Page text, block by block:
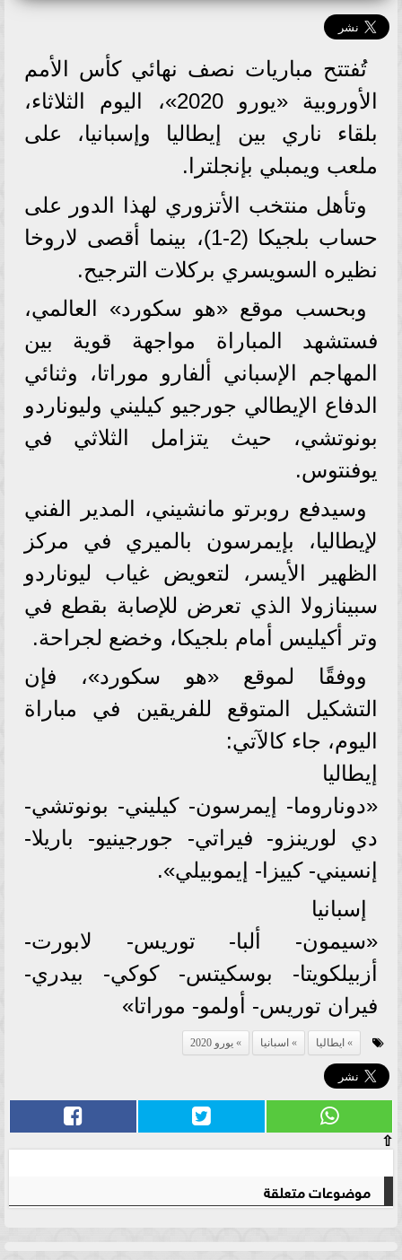
تُفتتح مباريات نصف نهائي كأس الأمم
الأوروبية «يورو 2020»، اليوم الثلاثاء،
بلقاء ناري بين إيطاليا وإسبانيا، على
ملعب ويمبلي بإنجلترا.
وتأهل منتخب الأتزوري لهذا الدور على
حساب بلجيكا (2-1)، بينما أقصى لاروخا
نظيره السويسري بركلات الترجيح.
وبحسب موقع «هو سكورد» العالمي،
فستشهد المباراة مواجهة قوية بين
المهاجم الإسباني ألفارو موراتا، وثنائي
الدفاع الإيطالي جورجيو كيليني وليوناردو
بونوتشي، حيث يتزامل الثلاثي في
يوفنتوس.
وسيدفع روبرتو مانشيني، المدير الفني
لإيطاليا، بإيمرسون بالميري في مركز
الظهير الأيسر، لتعويض غياب ليوناردو
سبينازولا الذي تعرض للإصابة بقطع في
وتر أكيليس أمام بلجيكا، وخضع لجراحة.
ووفقًا لموقع «هو سكورد»، فإن
التشكيل المتوقع للفريقين في مباراة
اليوم، جاء كالآتي:
إيطاليا
«دوناروما- إيمرسون- كيليني- بونوتشي-
دي لورينزو- فيراتي- جورجينيو- باريلا-
إنسيني- كييزا- إيموبيلي».
إسبانيا
«سيمون- ألبا- توريس- لابورت-
أزبيلكويتا- بوسكيتس- كوكي- بيدري-
فيران توريس- أولمو- موراتا»
ايطاليا اسبانيا يورو 2020
⇧
موضوعات متعلقة